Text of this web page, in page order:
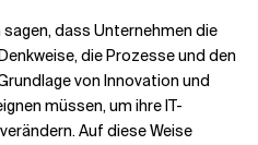
dass Unternehmen die
die Prozesse und den
von Innovation und
müssen, um ihre IT-
Auf diese Weise